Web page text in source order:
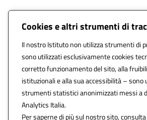
Cookies e altri strumenti di
Il nostro Istituto non utilizza strumenti di
sono utilizzati esclusivamente cookies
corretto funzionamento del sito, alla
istituzionali e alla sua accessibilità – sono
strumenti statistici anonimizzati messi a
Analytics Italia.
Per saperne di più sul nostro sito,